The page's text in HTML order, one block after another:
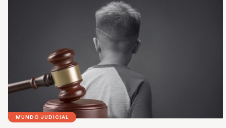
MUNDO JUDICIAL